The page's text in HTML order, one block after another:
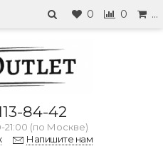
0 0 …
84-42
(по Москве)
Напишите нам